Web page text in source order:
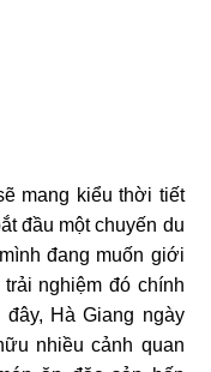
mang kiểu thời tiết
đầu một chuyến du
đang muốn giới
nghiệm đó chính
đây, Hà Giang ngày
nhiều cảnh quan